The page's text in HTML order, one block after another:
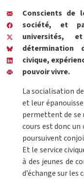
Conscients de
société, et
universités,
détermination
civique,
pouvoir vivre.
La socialisation
et leur
permettent de se
cours est donc
poursuivent
Et le service
à des jeunes de
d’échange sur